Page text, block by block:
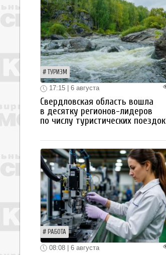
ТУРИЗМ
17:15 | 6 августа
Свердловская область вошла
в десятку регионов-лидеров
по числу туристических поездок
РАБОТА
08:08 | 6 августа